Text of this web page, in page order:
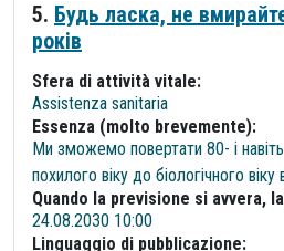
5. Будь ласка, не
років
Sfera di attività vitale:
Assistenza sanitaria
Essenza (molto brevemente):
Ми зможемо повертати 80- і
похилого віку до біологічного віку
Quando la previsione si avvera,
24.08.2030 10:00
Linguaggio di pubblicazione: